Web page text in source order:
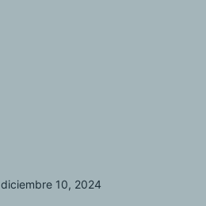
diciembre 10, 2024